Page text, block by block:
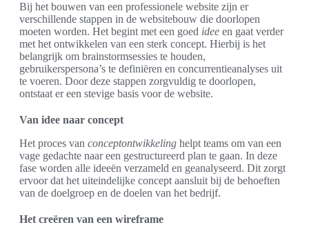
Bij het bouwen van een professionele website zijn er
verschillende stappen in de websitebouw die doorlopen
moeten worden. Het begint met een goed idee en gaat verder
met het ontwikkelen van een sterk concept. Hierbij is het
belangrijk om brainstormsessies te houden,
gebruikerspersona’s te definiëren en concurrentieanalyses uit
te voeren. Door deze stappen zorgvuldig te doorlopen,
ontstaat er een stevige basis voor de website.
Van idee naar concept
Het proces van conceptontwikkeling helpt teams om van een
vage gedachte naar een gestructureerd plan te gaan. In deze
fase worden alle ideeën verzameld en geanalyseerd. Dit zorgt
ervoor dat het uiteindelijke concept aansluit bij de behoeften
van de doelgroep en de doelen van het bedrijf.
Het creëren van een wireframe